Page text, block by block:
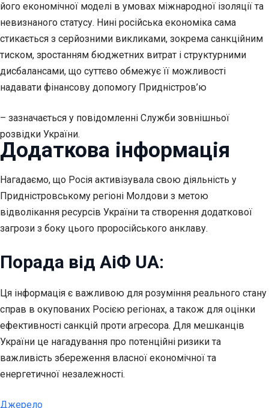
його економічної моделі в умовах міжнародної ізоляції та
невизнаного статусу. Нині російська економіка сама
стикається з серйозними викликами, зокрема санкційним
тиском, зростанням бюджетних витрат і структурними
дисбалансами, що суттєво обмежує її можливості
надавати фінансову допомогу Придністров’ю
– зазначається у повідомленні Служби зовнішньої
розвідки України.
Додаткова інформація
Нагадаємо, що Росія активізувала свою діяльність у
Придністровському регіоні Молдови з метою
відволікання ресурсів України та створення додаткової
загрози з боку цього проросійського анклаву.
Порада від АіФ UA:
Ця інформація є важливою для розуміння реального стану
справ в окупованих Росією регіонах, а також для оцінки
ефективності санкцій проти агресора. Для мешканців
України це нагадування про потенційні ризики та
важливість збереження власної економічної та
енергетичної незалежності.
Джерело